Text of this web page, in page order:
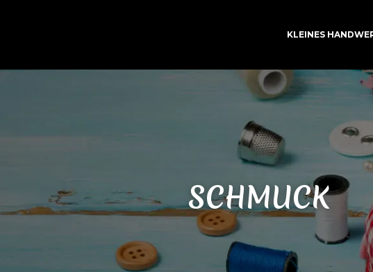
KLEINES
SCHMUCK